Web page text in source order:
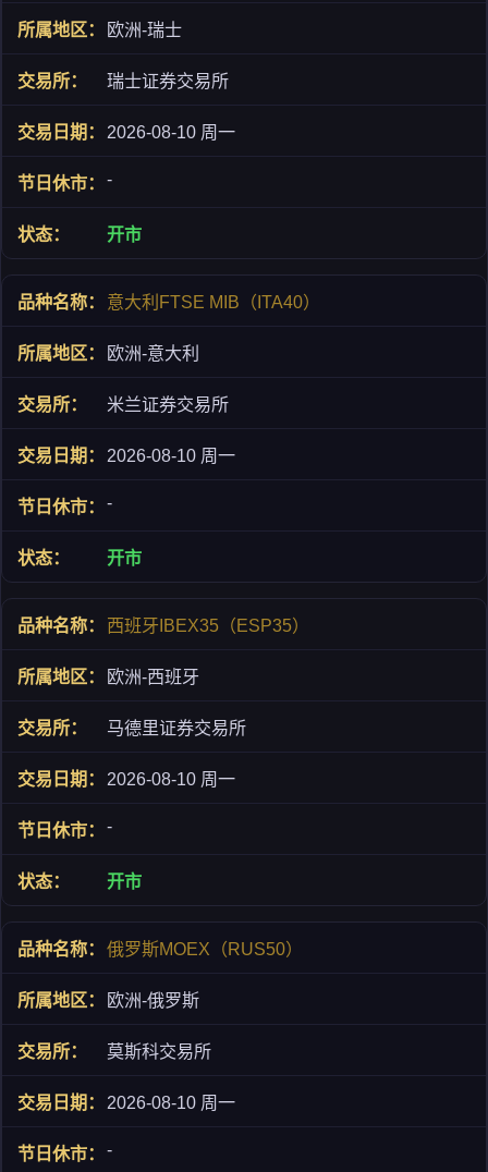
欧洲-瑞士
瑞士证券交易所
2026-08-10 周一
-
开市
意大利FTSE MIB（ITA40）
欧洲-意大利
米兰证券交易所
2026-08-10 周一
-
开市
西班牙IBEX35（ESP35）
欧洲-西班牙
马德里证券交易所
2026-08-10 周一
-
开市
俄罗斯MOEX（RUS50）
欧洲-俄罗斯
莫斯科交易所
2026-08-10 周一
-